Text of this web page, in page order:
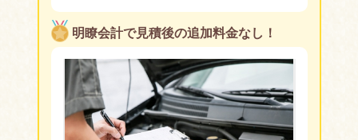
明瞭会計で見積後の追加料金なし！